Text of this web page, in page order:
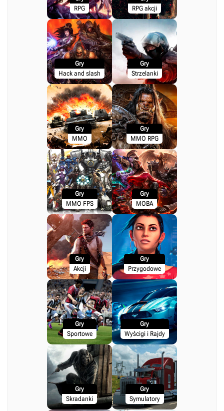
RPG
RPG akcji
Gry
Hack and slash
Gry
Strzelanki
Gry
MMO
Gry
MMO RPG
Gry
MMO FPS
Gry
MOBA
Gry
Akcji
Gry
Przygodowe
Gry
Sportowe
Gry
Wyścigi i Rajdy
Gry
Skradanki
Gry
Symulatory